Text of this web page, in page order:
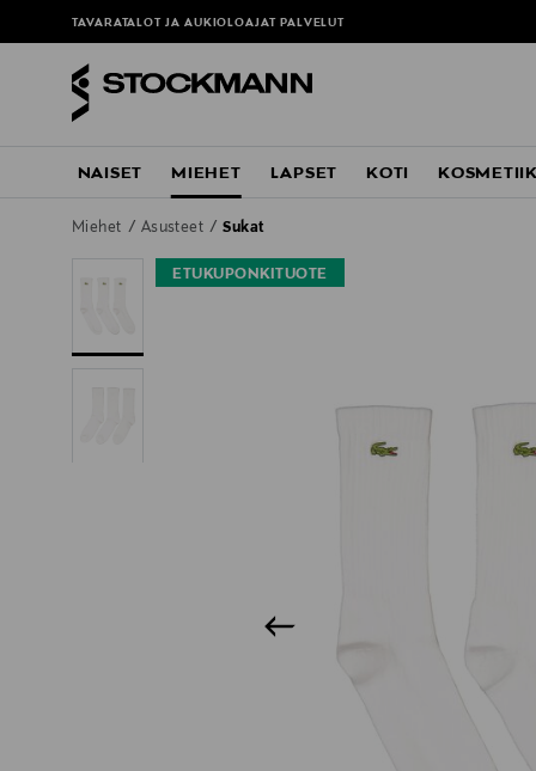
TAVARATALOT JA AUKIOLOAJAT PALVELUT
NAISET MIEHET LAPSET KOTI
Miehet Asusteet Sukat
ETUKUPONKITUOTE